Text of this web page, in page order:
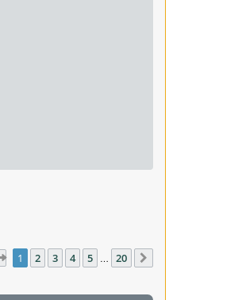
Seite 1von 20
1 2 3 4 5 … 20